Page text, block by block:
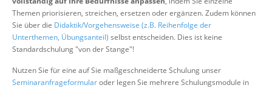
Themen priorisieren, streichen, ersetzen oder ergänzen. Zudem können
Sie über die Didaktik/Vorgehensweise (z.B. Reihenfolge der
Unterthemen, Übungsanteil) selbst entscheiden. Dies ist keine
Standardschulung "von der Stange"!
Nutzen Sie für eine auf Sie maßgeschneiderte Schulung unser
Seminaranfrageformularoder legen Sie mehrere Schulungsmodule in